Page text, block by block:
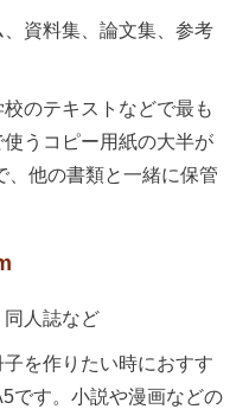
資料集、論文集、参考
のテキストなどで最も
うコピー用紙の大半が
、他の書類と一緒に保管
人誌など
を作りたい時におすす
です。小説や漫画などの